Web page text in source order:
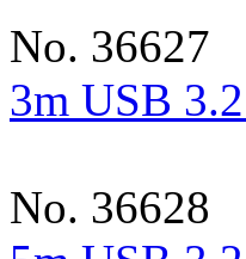
No. 36627
3m USB
No. 36628